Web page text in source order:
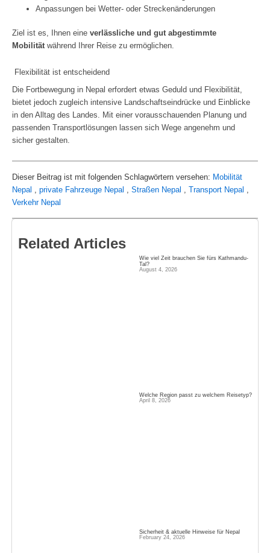
Anpassungen bei Wetter‑ oder Streckenänderungen
Ziel ist es, Ihnen eine verlässliche und gut abgestimmte
Mobilitätwährend Ihrer Reise zu ermöglichen.
Flexibilität ist entscheidend
Die Fortbewegung in Nepal erfordert etwas Geduld und Flexibilität,
bietet jedoch zugleich intensive Landschaftseindrücke und Einblicke
in den Alltag des Landes. Mit einer vorausschauenden Planung und
passenden Transportlösungen lassen sich Wege angenehm und
sicher gestalten.
Dieser Beitrag ist mit folgenden Schlagwörtern versehen: Mobilität
Nepal
private Fahrzeuge Nepal Straßen Nepal Transport Nepal
Verkehr Nepal
Related Articles
Wie viel Zeit brauchen Sie fürs Kathmandu-
Tal?
August 4, 2026
Welche Region passt zu welchem Reisetyp?
April 8, 2026
Sicherheit & aktuelle Hinweise für Nepal
February 24, 2026